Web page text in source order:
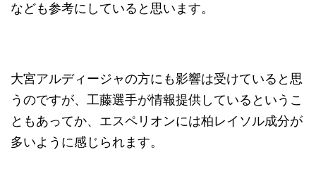
なども参考にしていると思います。
大宮アルディージャの方にも影響は受けていると思
うのですが、工藤選手が情報提供しているというこ
ともあってか、エスペリオンには柏レイソル成分が
多いように感じられます。